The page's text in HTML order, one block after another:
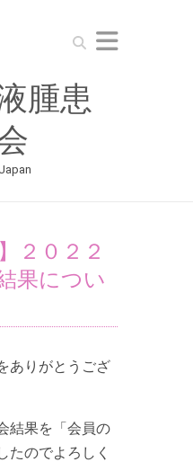
Search
腫患
２０２２
果につい
ありがとうござ
結果を「会員の
たのでよろしく